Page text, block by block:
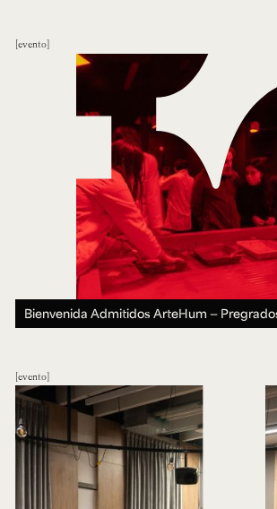
evento
Bienvenida Admitidos ArteHum —
evento